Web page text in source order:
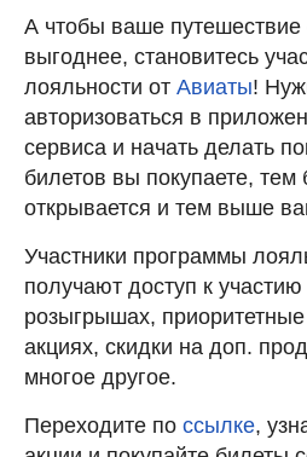
А чтобы ваше
выгоднее, становитесь
лояльности от Авиаты!
авторизоваться в
сервиса и начать делать
билетов вы покупаете,
открывается и тем выше
Участники программы
получают доступ к
розыгрышах,
акциях, скидки на доп.
многое другое.
Переходите по ссылке,